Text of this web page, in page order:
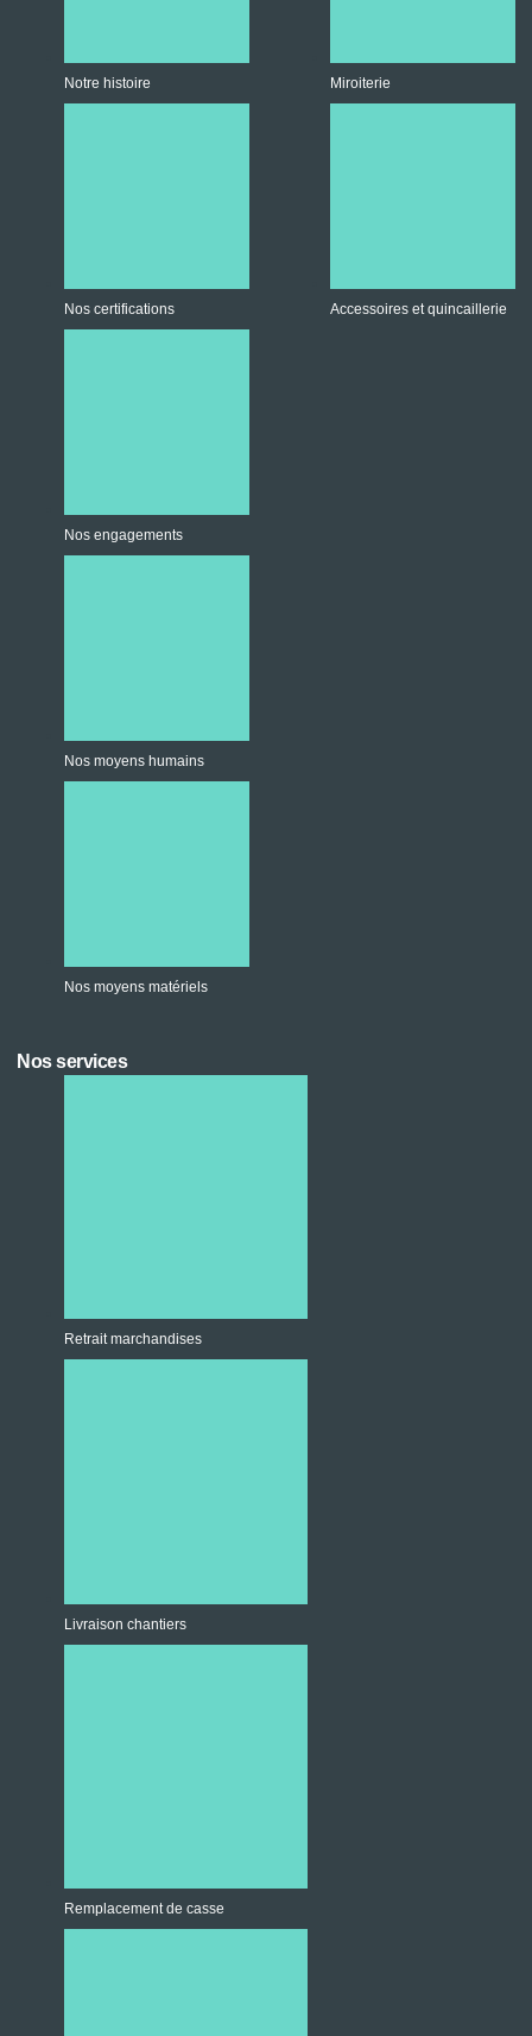
Notre histoire
Nos certifications
Nos engagements
Nos moyens humains
Nos moyens matériels
Miroiterie
Accessoires et quincaillerie
Nos services
Retrait marchandises
Livraison chantiers
Remplacement de casse